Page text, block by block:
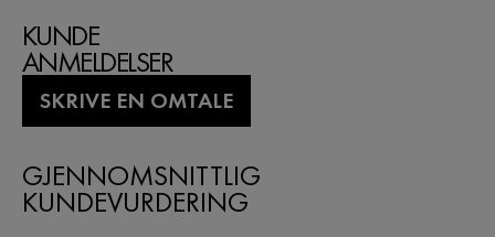
KUNDE
ANMELDELSER
SKRIVE EN OMTALE
GJENNOMSNITTLIG
KUNDEVURDERING